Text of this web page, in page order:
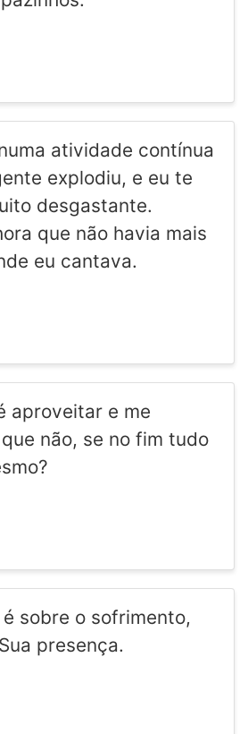
atividade contínua
explodiu, e eu te
desgastante.
que não havia mais
eu cantava.
aproveitar e me
não, se no fim tudo
sobre o sofrimento,
presença.